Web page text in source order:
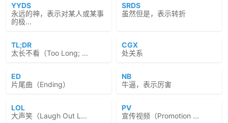
YYDS
永远的神，表示对某人或某事
的极...
SRDS
虽然但是，表示转折
TL;DR
太长不看（Too Long; ...
CGX
处关系
ED
片尾曲（Ending）
NB
牛逼，表示厉害
LOL
大声笑（Laugh Out L...
PV
宣传视频（Promotion ...